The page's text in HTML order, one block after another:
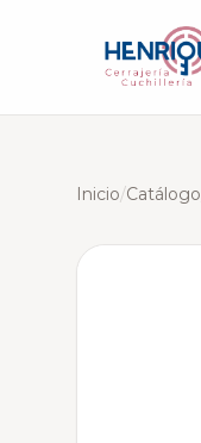
Inicio/Catálogo